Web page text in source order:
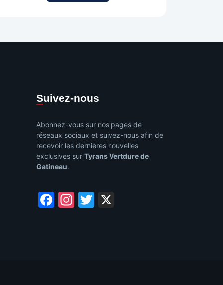
Suivez-nous
Abonnez-vous sur nos pages de
réseaux sociaux et suivez-nous afin de
recevoir les dernières nouvelles
exclusives sur Tyrans Vertdure de
Gatineau.
Facebook
Instagram
Twitter